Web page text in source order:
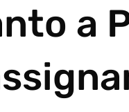
a